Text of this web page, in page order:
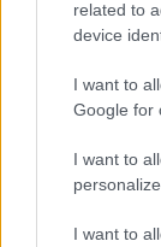
related to
device
I want to
Google for
I want to
I want to